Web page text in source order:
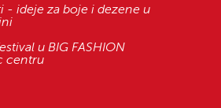
- ideje za boje i dezene u
u BIG FASHION
centru